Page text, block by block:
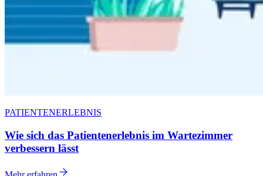
PATIENTENERLEBNIS
Wie sich das Patientenerlebnis im Wartezimmer
verbessern lässt